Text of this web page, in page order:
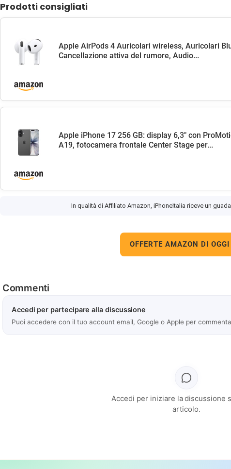
Prodotti consigliati
Apple AirPods 4 Auricolari wireless, Auricolari
Cancellazione attiva del rumore, Audio...
Apple iPhone 17 256 GB: display 6,3" con
A19, fotocamera frontale Center Stage per...
In qualità di Affiliato Amazon, iPhoneItalia riceve un
OFFERTE AMAZON DI OGGI
Commenti
Accedi per partecipare alla discussione
Puoi accedere con il tuo account email, Google o Apple per
Accedi per iniziare la discussione
articolo.